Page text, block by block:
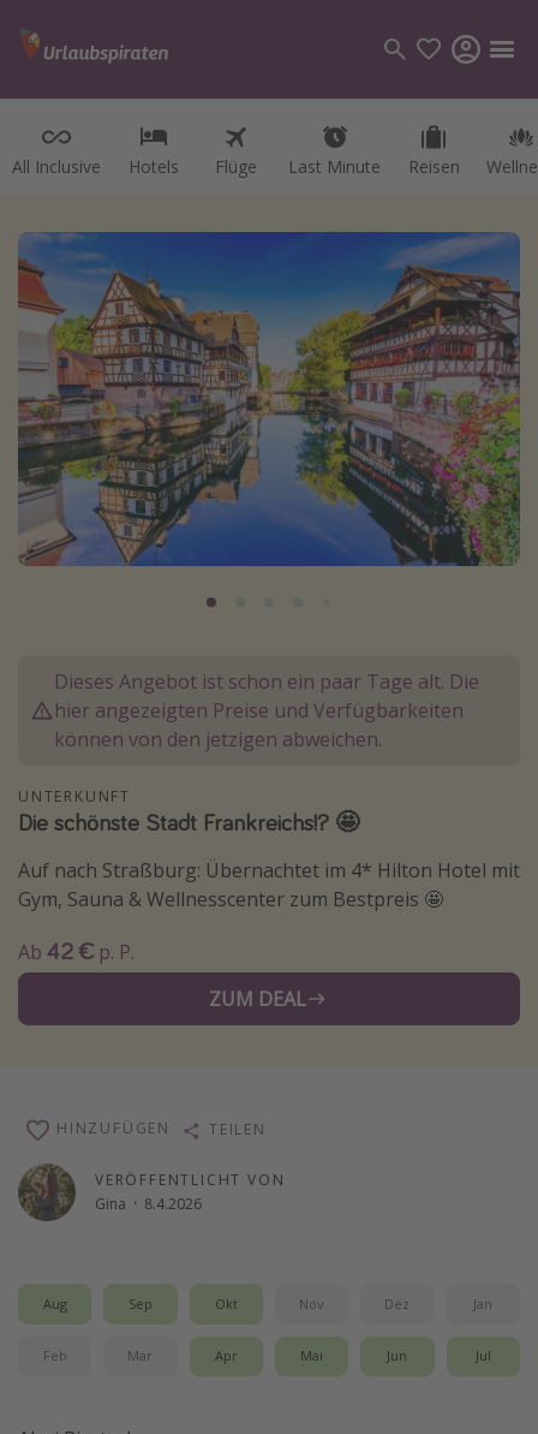
All Inclusive Hotels Flüge Last Minute Reisen
Kategorien
Hotel
Reisen
Kreuzfahrten
Reiseziele
Alle Reiseziele
Österreich
Italien
Lombardei
Reisethemen
Städtereisen
Strandurlaub
Wellnessurlaub
Abenteuerurlaub
Kurzurlaub
Schönste Naturwunder der Welt
Digital Nomad Tipps
Beste Reiseziele 20225
Dieses Angebot ist schon ein paar Tage alt. Die
hier angezeigten Preise und Verfügbarkeiten
können von den jetzigen abweichen.
UNTERKUNFT
Die schönste Stadt Frankreichs!? 🤩
Auf nach Straßburg: Übernachtet im 4* Hilton Hotel mit
Gym, Sauna & Wellnesscenter zum Bestpreis 🤩
Ab 42 € p. P.
ZUM DEAL
VERÖFFENTLICHT VON
Gina · 8.4.2026
HINZUFÜGEN TEILEN
Aug Sep Okt Nov Dez Jan
Feb Mär Apr Mai Jun Jul